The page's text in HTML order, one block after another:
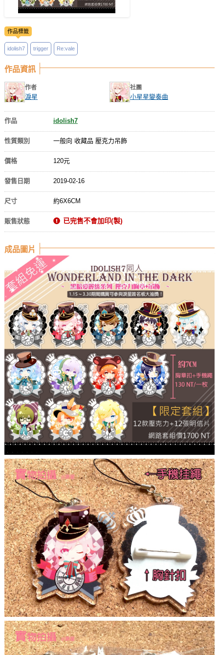
作品標籤
idolish7 trigger Re:vale
作品資訊
作者
淚星
社團
小星星變奏曲
作品 idolish7
性質類別 一般向 收藏品 壓克力吊飾
價格 120元
發售日期 2019-02-16
尺寸 約6X6CM
販售狀態 已完售不會加印(製)
成品圖片